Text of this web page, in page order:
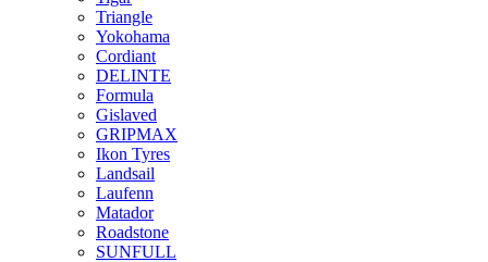
Triangle
Yokohama
Cordiant
DELINTE
Formula
Gislaved
GRIPMAX
Ikon Tyres
Landsail
Laufenn
Matador
Roadstone
SUNFULL